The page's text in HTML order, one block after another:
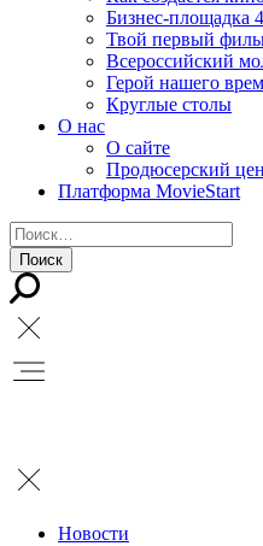
Бизнес-
Твой первый
Всероссийский
Герой нашего
Круглые столы
О нас
О сайте
Продюсерский
Платформа MovieStart
Новости